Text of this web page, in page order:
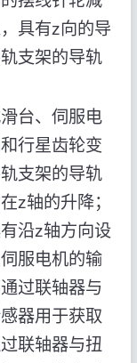
具有z向的导
支架的导轨
台、伺服电
行星齿轮变
支架的导轨
z轴的升降；
沿z轴方向设
服电机的输
过联轴器与
器用于获取
联轴器与扭